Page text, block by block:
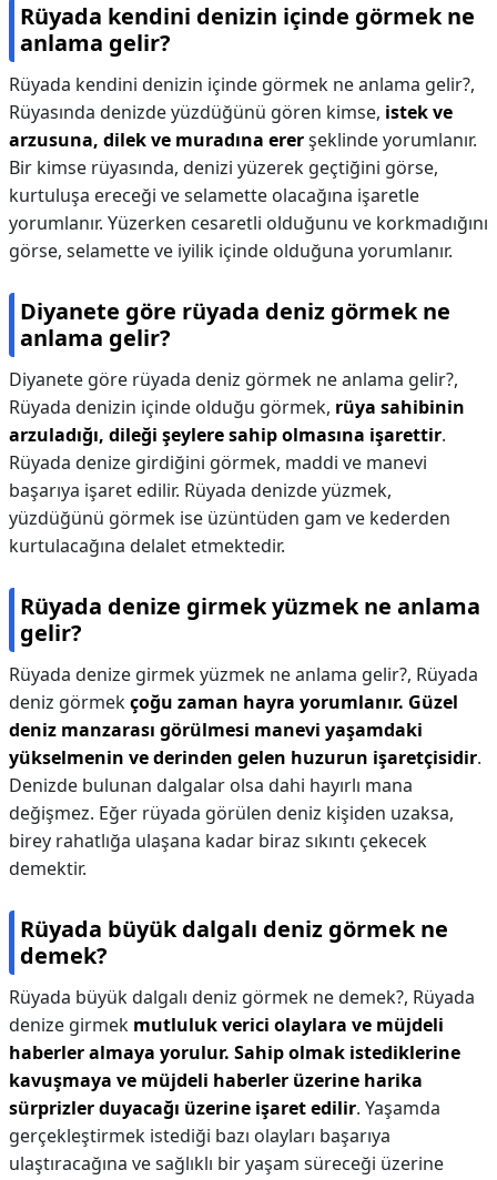
Rüyada kendini denizin içinde görmek ne
anlama gelir?
Rüyada kendini denizin içinde görmek ne anlama gelir?,
Rüyasında denizde yüzdüğünü gören kimse, istek ve
arzusuna, dilek ve muradına ererşeklinde yorumlanır.
Bir kimse rüyasında, denizi yüzerek geçtiğini görse,
kurtuluşa ereceği ve selamette olacağına işaretle
yorumlanır. Yüzerken cesaretli olduğunu ve korkmadığını
görse, selamette ve iyilik içinde olduğuna yorumlanır.
Diyanete göre rüyada deniz görmek ne
anlama gelir?
Diyanete göre rüyada deniz görmek ne anlama gelir?,
Rüyada denizin içinde olduğu görmek, rüya sahibinin
arzuladığı, dileği şeylere sahip olmasına işarettir.
Rüyada denize girdiğini görmek, maddi ve manevi
başarıya işaret edilir. Rüyada denizde yüzmek,
yüzdüğünü görmek ise üzüntüden gam ve kederden
kurtulacağına delalet etmektedir.
Rüyada denize girmek yüzmek ne anlama
gelir?
Rüyada denize girmek yüzmek ne anlama gelir?, Rüyada
deniz görmekçoğu zaman hayra yorumlanır. Güzel
deniz manzarası görülmesi manevi yaşamdaki
yükselmenin ve derinden gelen huzurun işaretçisidir.
Denizde bulunan dalgalar olsa dahi hayırlı mana
değişmez. Eğer rüyada görülen deniz kişiden uzaksa,
birey rahatlığa ulaşana kadar biraz sıkıntı çekecek
demektir.
Rüyada büyük dalgalı deniz görmek ne
demek?
Rüyada büyük dalgalı deniz görmek ne demek?, Rüyada
denize girmek mutluluk verici olaylara ve müjdeli
haberler almaya yorulur. Sahip olmak istediklerine
kavuşmaya ve müjdeli haberler üzerine harika
sürprizler duyacağı üzerine işaret edilir. Yaşamda
gerçekleştirmek istediği bazı olayları başarıya
ulaştıracağına ve sağlıklı bir yaşam süreceği üzerine